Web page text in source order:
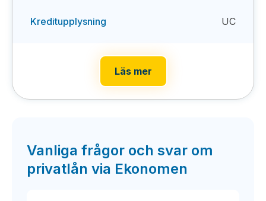
Kreditupplysning UC
Läs mer
Vanliga frågor och svar om
privatlån via Ekonomen